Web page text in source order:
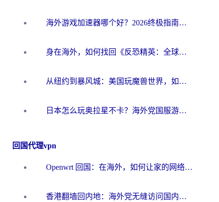
海外游戏加速器哪个好？2026终极指南帮你畅玩国服+解决卡顿难题
身在海外，如何找回《反恐精英：全球攻势》国服的丝滑手感？一份给你的终极指南
从纽约到暴风城：美国玩魔兽世界，如何找到你的最佳网络航线
日本怎么玩奥拉星不卡？海外党国服游戏加速器选择全攻略
回国代理vpn
Openwrt 回国：在海外，如何让家的网络触手可及
香港翻墙回内地：海外党无缝访问国内资源的加速器选择全攻略